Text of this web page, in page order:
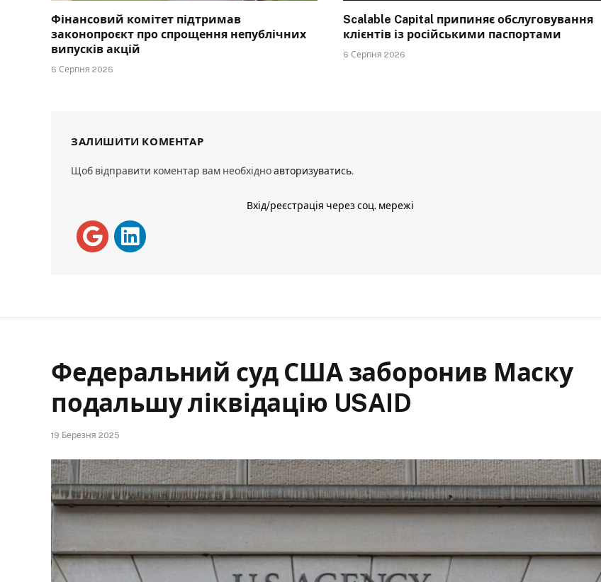
Фінансовий комітет підтримав
законопроєкт про спрощення непублічних
випусків акцій
6 Серпня 2026
Scalable Capital припиняє обслуговування
клієнтів із російськими паспортами
6 Серпня 2026
ЗАЛИШИТИ КОМЕНТАР
Щоб відправити коментар вам необхідноавторизуватись.
Вхід/реєстрація через соц. мережі
Федеральний суд США заборонив Маску
подальшу ліквідацію USAID
19 Березня 2025